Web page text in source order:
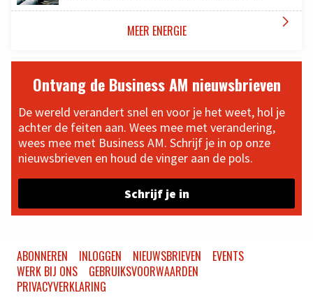
MEER ENERGIE 
Ontvang de Business AM nieuwsbrieven
De wereld verandert snel en voor je het weet, hol je
achter de feiten aan. Wees mee met verandering,
wees mee met Business AM. Schrijf je in op onze
nieuwsbrieven en houd de vinger aan de pols.
Schrijf je in
ABONNEREN INLOGGEN NIEUWSBRIEVEN
EVENTS
WERK BIJ ONS
GEBRUIKSVOORWAARDEN
PRIVACYVERKLARING